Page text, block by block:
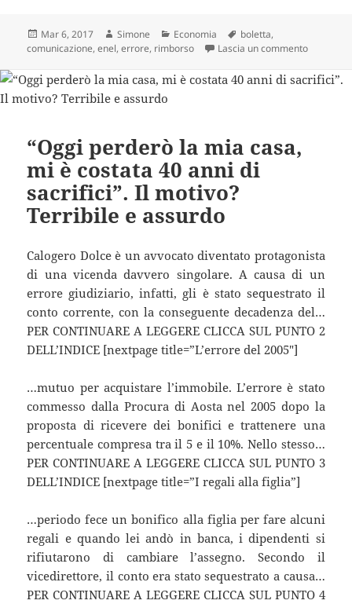
Scritto
il
Mar 6, 2017 Autore
Simone Categorie
Economia Tag
boletta,
comunicazione,enel,errore, rimborso Lascia un commentosu Se in
“Oggi perderò la mia casa,
mi è costata 40 anni di
sacrifici”. Il motivo?
Terribile e assurdo
Calogero Dolce è un avvocato diventato protagonista
di una vicenda davvero singolare. A causa di un
errore giudiziario, infatti, gli è stato sequestrato il
conto corrente, con la conseguente decadenza del…
PER CONTINUARE A LEGGERE CLICCA SUL PUNTO 2
DELL’INDICE [nextpage title=”L’errore del 2005″]
…mutuo per acquistare l’immobile. L’errore è stato
commesso dalla Procura di Aosta nel 2005 dopo la
proposta di ricevere dei bonifici e trattenere una
percentuale compresa tra il 5 e il 10%. Nello stesso…
PER CONTINUARE A LEGGERE CLICCA SUL PUNTO 3
DELL’INDICE [nextpage title=”I regali alla figlia”]
…periodo fece un bonifico alla figlia per fare alcuni
regali e quando lei andò in banca, i dipendenti si
rifiutarono di cambiare l’assegno. Secondo il
vicedirettore, il conto era stato sequestrato a causa…
PER CONTINUARE A LEGGERE CLICCA SUL PUNTO 4